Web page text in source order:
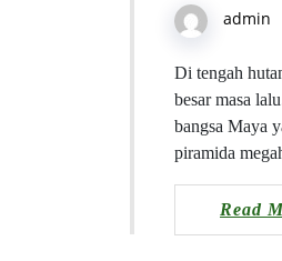
admin
Di tengah
besar masa
bangsa Maya
piramida
Read